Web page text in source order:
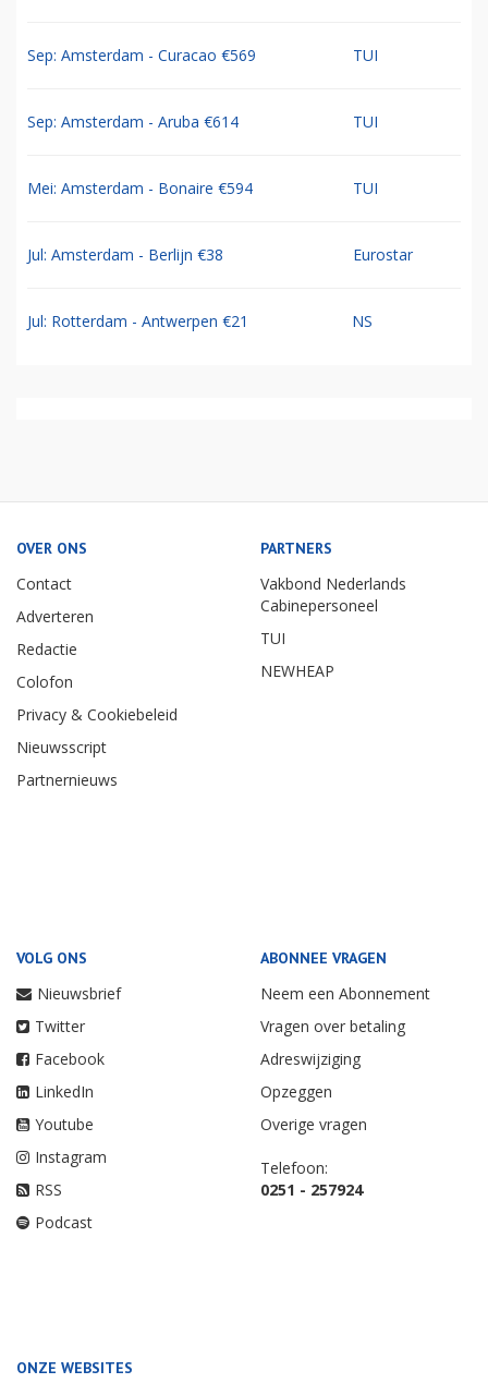
Sep: Amsterdam - Curacao €569 TUI
Sep: Amsterdam - Aruba €614 TUI
Mei: Amsterdam - Bonaire €594 TUI
Jul: Amsterdam - Berlijn €38 Eurostar
Jul: Rotterdam - Antwerpen €21 NS
OVER ONS
Contact
Adverteren
Redactie
Colofon
Privacy & Cookiebeleid
Nieuwsscript
Partnernieuws
PARTNERS
Vakbond Nederlands
Cabinepersoneel
TUI
NEWHEAP
VOLG ONS
Nieuwsbrief
Twitter
Facebook
LinkedIn
Youtube
Instagram
RSS
Podcast
ABONNEE VRAGEN
Neem een Abonnement
Vragen over betaling
Adreswijziging
Opzeggen
Overige vragen
Telefoon:
0251 - 257924
ONZE WEBSITES